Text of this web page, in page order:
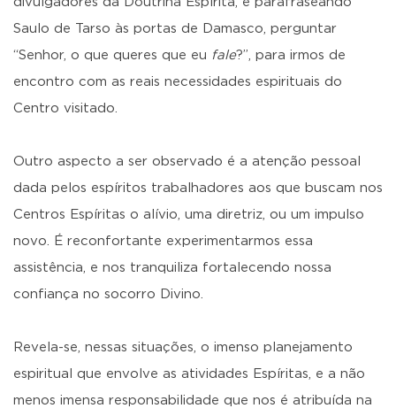
Saulo de Tarso às portas de Damasco, perguntar
“Senhor, o que queres que eu fale?”, para irmos de
encontro com as reais necessidades espirituais do
Centro visitado.
Outro aspecto a ser observado é a atenção pessoal
dada pelos espíritos trabalhadores aos que buscam nos
Centros Espíritas o alívio, uma diretriz, ou um impulso
novo. É reconfortante experimentarmos essa
assistência, e nos tranquiliza fortalecendo nossa
confiança no socorro Divino.
Revela-se, nessas situações, o imenso planejamento
espiritual que envolve as atividades Espíritas, e a não
menos imensa responsabilidade que nos é atribuída na